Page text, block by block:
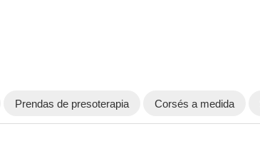
Prendas de presoterapia Corsés a medida